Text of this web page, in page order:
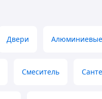
Двери Алюминиевые
Смеситель